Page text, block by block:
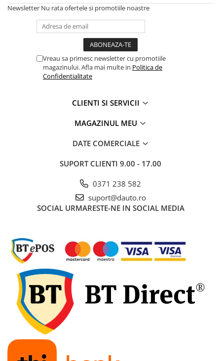
Conectori Cabluri si Izolatie Auto
Instalatii Electrice pentru Remorci
Instalatii Electrice Proiectoare
Invertoare de tensiune
Prize bricheta & USB
Conectori instalatii electrice auto,
Mufe si conectori auto etansi
Prize si stechere remorca, 7/13 pini
remorca N/S, 7/15 Pini
Sigurante Auto
Suporturi si socluri sigurante auto
Sprayuri, intretinere si cosmetica
auto
Aditivi auto
Cosmetica interior si exterior auto
Degripante, lubrifianti, creme si
adezivi
Vopsea spray si antifoane
Accesorii si Echipamente Auto
Newsletter Nu rata ofertele si promotiile noastre
Vreau sa primesc newsletter cu promotiile
magazinului. Afla mai multe in Politica de
Confidentialitate
CLIENTI SI SERVICII
MAGAZINUL MEU
DATE COMERCIALE
SUPORT CLIENTI 9.00 - 17.00
0371 238 582
suport@dauto.ro
SOCIAL URMARESTE-NE IN SOCIAL MEDIA